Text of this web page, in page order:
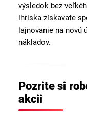
výsledok bez
ihriska získavate
lajnovanie na novú
nákladov.
Pozrite si
akcii